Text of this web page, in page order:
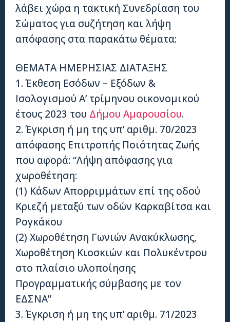
λάβει χώρα η τακτική Συνεδρίαση του
Σώματος για συζήτηση και λήψη
απόφασης στα παρακάτω θέματα:
ΘΕΜΑΤΑ ΗΜΕΡΗΣΙΑΣ ΔΙΑΤΑΞΗΣ
1. Έκθεση Εσόδων – Εξόδων &
Ισολογισμού Α’ τρίμηνου οικονομικού
έτους 2023 του Δήμου Αμαρουσίου.
2. Έγκριση ή μη της υπ’ αριθμ. 70/2023
απόφασης Επιτροπής Ποιότητας Ζωής
που αφορά: “Λήψη απόφασης για
χωροθέτηση:
(1) Κάδων Απορριμμάτων επί της οδού
Κριεζή μεταξύ των οδών Καρκαβίτσα και
Ρογκάκου
(2) Χωροθέτηση Γωνιών Ανακύκλωσης,
Χωροθέτηση Κιοσκιών και Πολυκέντρου
στο πλαίσιο υλοποίησης
Προγραμματικής σύμβασης με τον
ΕΔΣΝΑ”
3. Έγκριση ή μη της υπ’ αριθμ. 71/2023